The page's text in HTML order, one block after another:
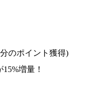
のポイント獲得)
15%増量！